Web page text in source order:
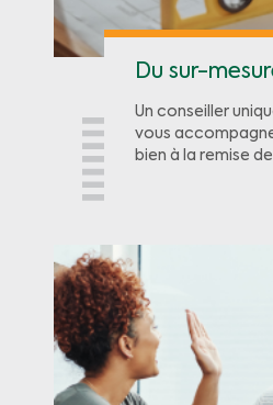
Du sur-
Un conseiller
vous
bien à la remise